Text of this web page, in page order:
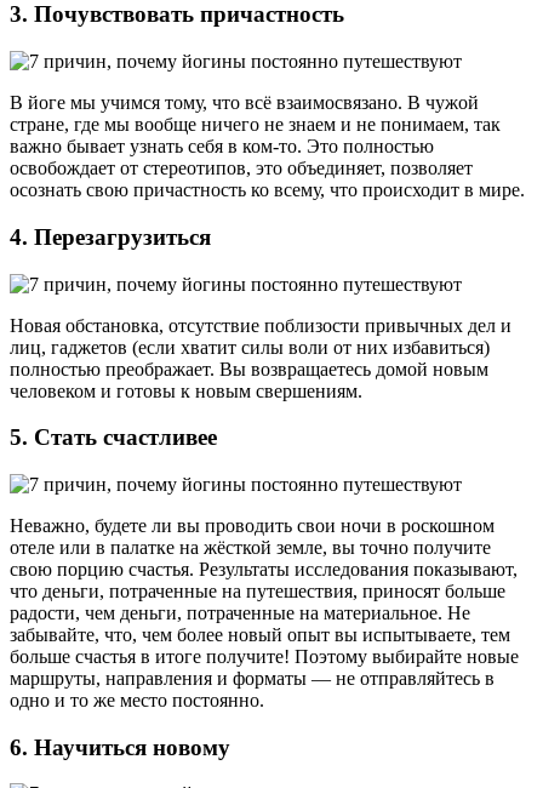
3. Почувствовать причастность
В йоге мы учимся тому, что всё взаимосвязано. В чужой
стране, где мы вообще ничего не знаем и не понимаем, так
важно бывает узнать себя в ком-то. Это полностью
освобождает от стереотипов, это объединяет, позволяет
осознать свою причастность ко всему, что происходит в мире.
4. Перезагрузиться
Новая обстановка, отсутствие поблизости привычных дел и
лиц, гаджетов (если хватит силы воли от них избавиться)
полностью преображает. Вы возвращаетесь домой новым
человеком и готовы к новым свершениям.
5. Стать счастливее
Неважно, будете ли вы проводить свои ночи в роскошном
отеле или в палатке на жёсткой земле, вы точно получите
свою порцию счастья. Результаты исследования показывают,
что деньги, потраченные на путешествия, приносят больше
радости, чем деньги, потраченные на материальное. Не
забывайте, что, чем более новый опыт вы испытываете, тем
больше счастья в итоге получите! Поэтому выбирайте новые
маршруты, направления и форматы — не отправляйтесь в
одно и то же место постоянно.
6. Научиться новому